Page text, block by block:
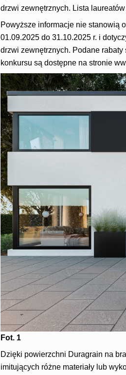
drzwi zewnętrznych. Lista
Powyższe informacje nie stanowią
01.09.2025 do 31.10.2025 r. i
drzwi zewnętrznych. Podane
konkursu są dostępne na stronie
Fot. 1
Dzięki powierzchni Duragrain na
imitujących różne materiały lub